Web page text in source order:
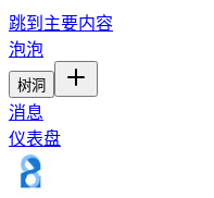
跳到主要内容
泡泡
树洞
消息
仪表盘